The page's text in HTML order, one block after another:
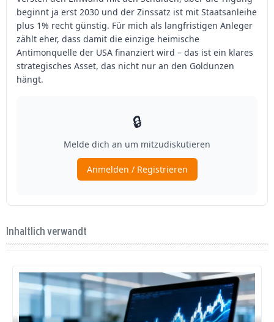
Inhaltlich verwandt